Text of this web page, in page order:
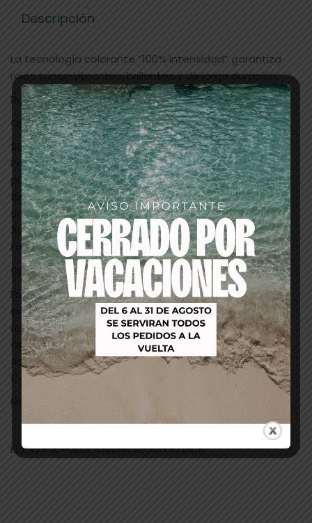
Descripción
La tecnología colorante “100% intensidad” garantiza
rojos super-vibrantes, brillantes y de larga duración.
Dos posibilidades de uso:
Opción 1
Sólo Cromatics coloración especial mechas.
Para dar color en mechas, placas, velos, contrastes,
puntas vivas.
Sin decoloración previa.
Sobre cabello natural o teñido.
Acción Hipercromática:
Fantasías de color de larga duración.
Opción 2
En mezcla con Revlonissimo NMT: actúa como un
intensificador del color seleccionado e intensifica el
resultado.
Optimiza la tenacidad.
Acción Intensificadora:
Colores más ardientes y luminosos.
Mezcla 50 ml cromatics + 75 ml oxidante.
EL ENVASE PUEDE VARIAR SEGÚN STOCK